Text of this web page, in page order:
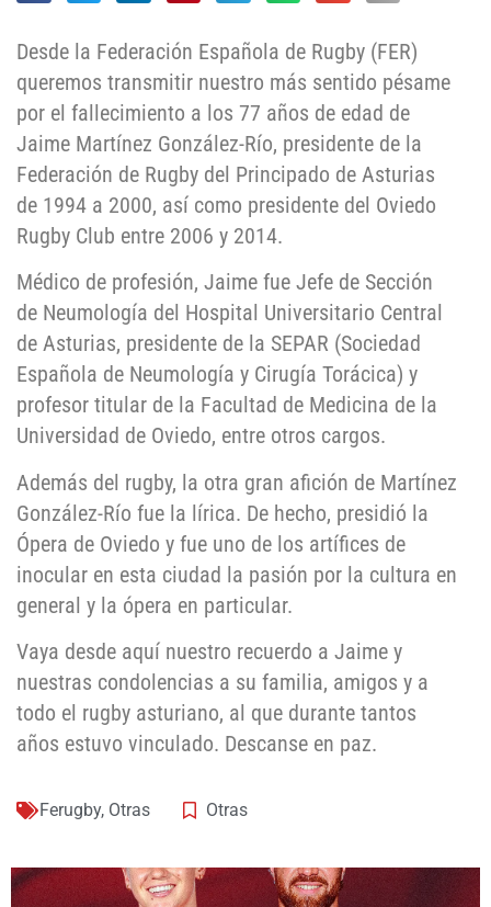
Desde la Federación Española de Rugby (FER)
queremos transmitir nuestro más sentido pésame
por el fallecimiento a los 77 años de edad de
Jaime Martínez González-Río, presidente de la
Federación de Rugby del Principado de Asturias
de 1994 a 2000, así como presidente del Oviedo
Rugby Club entre 2006 y 2014.
Médico de profesión, Jaime fue Jefe de Sección
de Neumología del Hospital Universitario Central
de Asturias, presidente de la SEPAR (Sociedad
Española de Neumología y Cirugía Torácica) y
profesor titular de la Facultad de Medicina de la
Universidad de Oviedo, entre otros cargos.
Además del rugby, la otra gran afición de Martínez
González-Río fue la lírica. De hecho, presidió la
Ópera de Oviedo y fue uno de los artífices de
inocular en esta ciudad la pasión por la cultura en
general y la ópera en particular.
Vaya desde aquí nuestro recuerdo a Jaime y
nuestras condolencias a su familia, amigos y a
todo el rugby asturiano, al que durante tantos
años estuvo vinculado. Descanse en paz.
Ferugby, Otras Otras